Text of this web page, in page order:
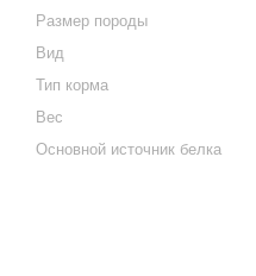
Размер породы
Вид
Тип корма
Вес
Основной источник белка